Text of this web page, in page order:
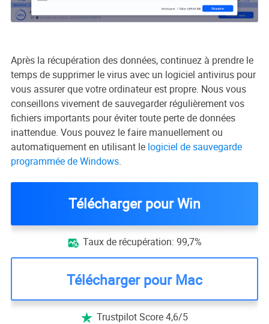
Après la récupération des données, continuez à prendre le
temps de supprimer le virus avec un logiciel antivirus pour
vous assurer que votre ordinateur est propre. Nous vous
conseillons vivement de sauvegarder régulièrement vos
fichiers importants pour éviter toute perte de données
inattendue. Vous pouvez le faire manuellement ou
automatiquement en utilisant le logiciel de sauvegarde
programmée de Windows.
Télécharger pour Win
 Taux de récupération: 99,7%
Télécharger pour Mac
 Trustpilot Score 4,6/5